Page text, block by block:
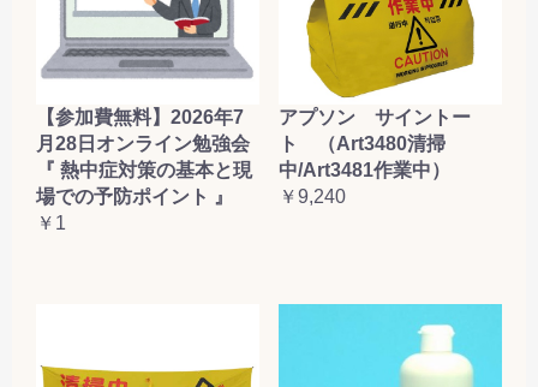
【参加費無料】2026年7
月28日オンライン勉強会
『 熱中症対策の基本と現
場での予防ポイント 』
￥1
アプソン サイントー
ト （Art3480清掃
中/Art3481作業中）
￥9,240